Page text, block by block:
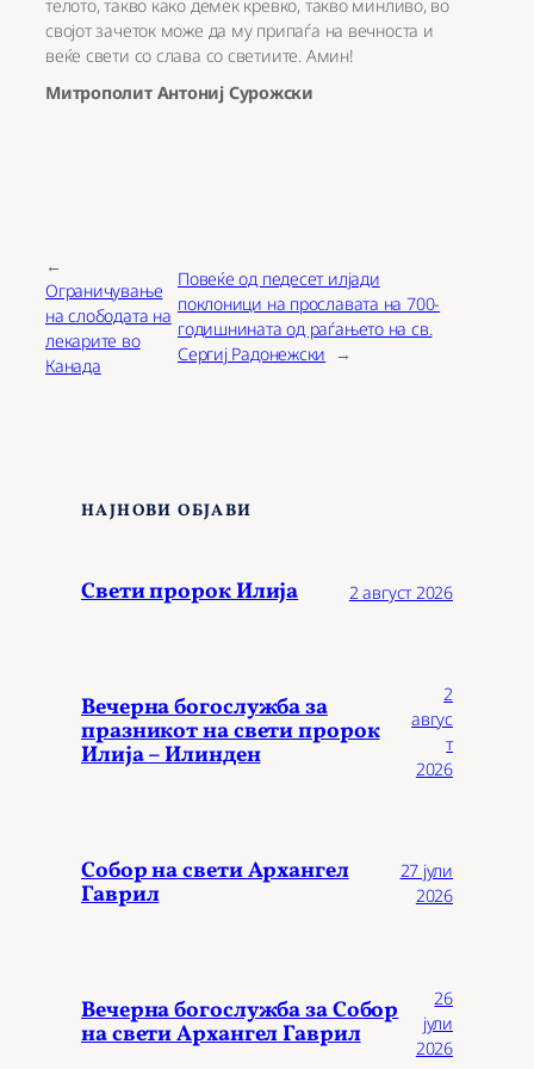
телото, такво како демек кревко, такво минливо, во
својот зачеток може да му припаѓа на вечноста и
веќе свети со слава со светиите. Амин!
Митрополит Антониј Сурожски
←
Ограничување
на слободата на
лекарите во
Канада
Повеќе од педесет илјади
поклоници на прославата на 700-
годишнината од раѓањето на св.
Сергиј Радонежски
→
НАЈНОВИ ОБЈАВИ
Свети пророк Илија 2 август 2026
Вечерна богослужба за
празникот на свети пророк
Илија – Илинден
2
авгус
т
2026
Собор на свети Архангел
Гаврил
27 јули
2026
Вечерна богослужба за Собор
на свети Архангел Гаврил
26
јули
2026